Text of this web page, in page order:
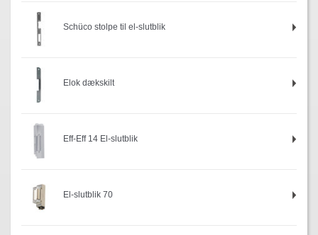
Schüco stolpe til el-slutblik
Elok dækskilt
Eff-Eff 14 El-slutblik
El-slutblik 70